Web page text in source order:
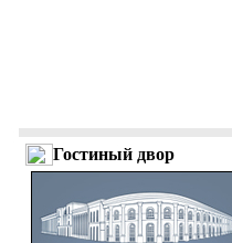
Гостиный двор